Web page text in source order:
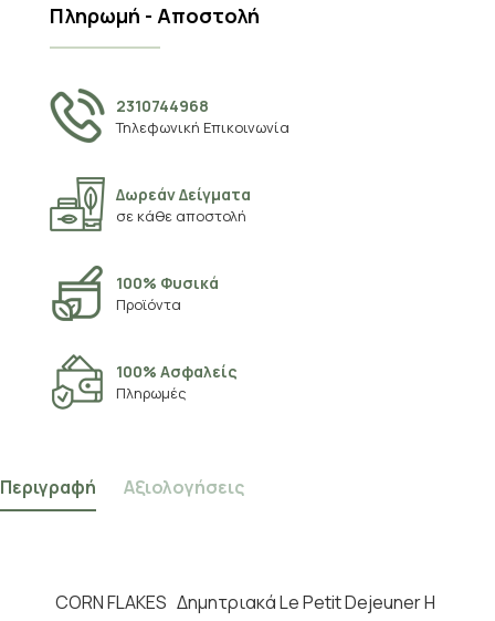
Πληρωμή - Αποστολή
2310744968
Τηλεφωνική Επικοινωνία
Δωρεάν Δείγματα
σε κάθε αποστολή
100% Φυσικά
Προϊόντα
100% Ασφαλείς
Πληρωμές
Περιγραφή Αξιολογήσεις
CORN FLAKES Δημητριακά Le Petit Dejeuner Η